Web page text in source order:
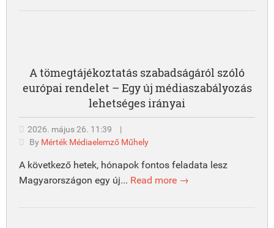
A tömegtájékoztatás szabadságáról szóló
európai rendelet – Egy új médiaszabályozás
lehetséges irányai
2026. május 26. 11:39
|
By Mérték Médiaelemző Műhely
A következő hetek, hónapok fontos feladata lesz
Magyarországon egy új... Read more →